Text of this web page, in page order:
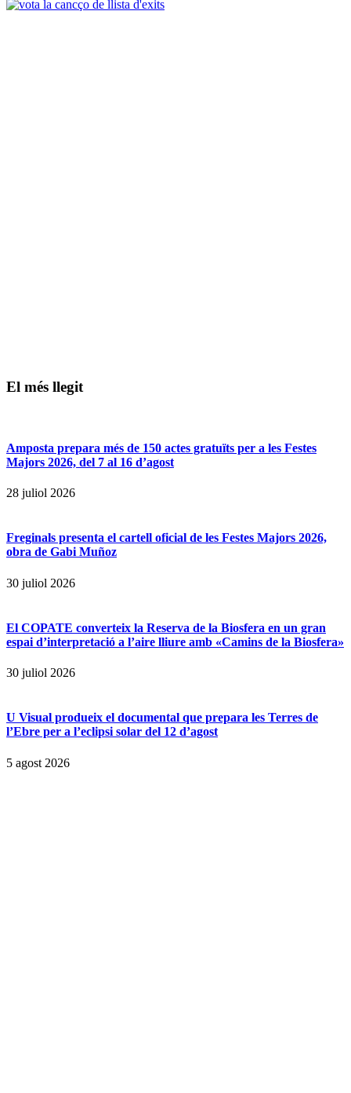
El més llegit
Amposta prepara més de 150 actes gratuïts per a les Festes
Majors 2026, del 7 al 16 d’agost
28 juliol 2026
Freginals presenta el cartell oficial de les Festes Majors 2026,
obra de Gabi Muñoz
30 juliol 2026
El COPATE converteix la Reserva de la Biosfera en un gran
espai d’interpretació a l’aire lliure amb «Camins de la Biosfera»
30 juliol 2026
U Visual produeix el documental que prepara les Terres de
l’Ebre per a l’eclipsi solar del 12 d’agost
5 agost 2026